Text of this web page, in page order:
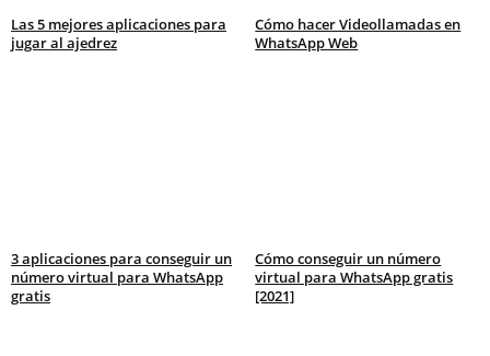
Las 5 mejores aplicaciones para
jugar al ajedrez
Cómo hacer Videollamadas en
WhatsApp Web
3 aplicaciones para conseguir un
número virtual para WhatsApp
gratis
Cómo conseguir un número
virtual para WhatsApp gratis
[2021]